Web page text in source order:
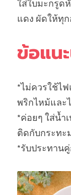
ใส่ใบมะกรูด
แดง ผัดให้ทุ
ข้อแน
*ไม่ควรใช้ไ
พริกไหม้และ
*ค่อยๆ ใส่น้ำ
ติดกับกระทะ
*รับประทาน